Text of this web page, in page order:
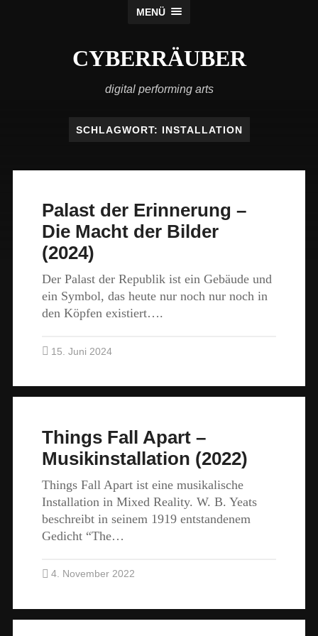
MENÜ
CYBERRÄUBER
digital performing arts
SCHLAGWORT: INSTALLATION
Palast der Erinnerung –
Die Macht der Bilder
(2024)
Der Palast der Republik ist ein Gebäude und
ein Symbol, das heute nur noch nur noch in
den Köpfen existiert….
15. Juni 2024
Things Fall Apart –
Musikinstallation (2022)
Things Fall Apart ist eine musikalische
Installation in Mixed Reality. W. B. Yeats
beschreibt in seinem 1919 entstandenem
Gedicht “The…
4. November 2022